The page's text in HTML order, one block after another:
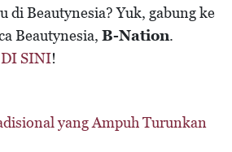
di Beautynesia? Yuk, gabung ke
Beautynesia, B-Nation.
SINI!
yang Ampuh Turunkan